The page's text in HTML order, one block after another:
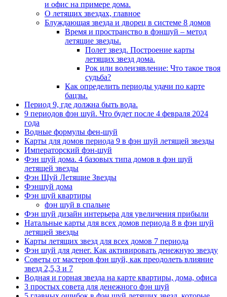
и офис на примере дома.
О летящих звездах, главное
Блуждающая звезда и дворец в системе 8 домов
Время и пространство в фэншуй – метод
летящие звезды.
Полет звезд. Построение карты
летящих звезд дома.
Рок или волеизявление: Что такое твоя
судьба?
Как определить периоды удачи по карте
бацзы.
Период 9, где должна быть вода.
9 периодов фэн шуй. Что будет после 4 февраля 2024
года
Водные формулы фен-шуй
Карты для домов периода 9 в фэн шуй летящей звезды
Императорский фэн-шуй
Фэн шуй дома. 4 базовых типа домов в фэн шуй
летящей звезды
Фэн Шуй Летящие Звезды
Фэншуй дома
Фэн шуй квартиры
фэн шуй в спальне
Фэн шуй дизайн интерьера для увеличения прибыли
Натальные карты для всех домов периода 8 в фэн шуй
летящей звезды
Карты летящих звезд для всех домов 7 периода
Фэн шуй для денег. Как активировать денежную звезду
Советы от мастеров фэн шуй, как преодолеть влияние
звезд 2,5,3 и 7
Водная и горная звезда на карте квартиры, дома, офиса
3 простых совета для денежного фэн шуй